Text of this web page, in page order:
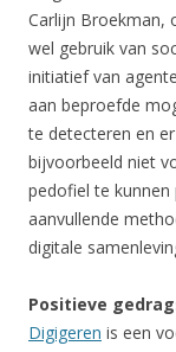
Carlijn Broekman,
wel gebruik van
initiatief van
aan beproefde
te detecteren en
bijvoorbeeld niet
pedofiel te
aanvullende
digitale
Positieve
Digigeren is een